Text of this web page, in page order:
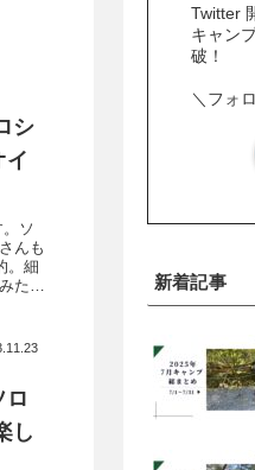
シ
イ
ソ
んも
。細
た使
ロ
し
Twitter
キャン
破！
＼フォ
新着記事